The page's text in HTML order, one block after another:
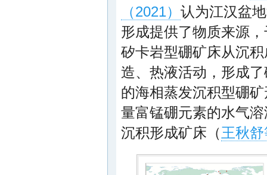
（2021） 认为江汉盆
形成提供了物质来源
矽卡岩型硼矿床从沉
造、热液活动，形成
的海相蒸发沉积型硼
量富锰硼元素的水气
沉积形成矿床（王秋